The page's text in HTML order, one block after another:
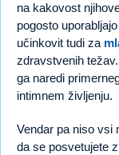
na kakovost
pogosto
učinkovit tudi za
zdravstvenih
ga naredi
intimnem življenju.
Vendar pa niso vsi
da se posvetujete